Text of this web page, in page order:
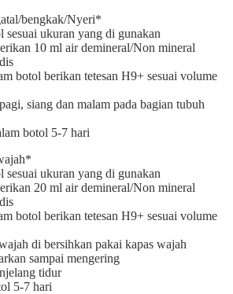
bengkak/Nyeri*
sesuai ukuran yang di gunakan
10 ml air demineral/Non mineral
botol berikan tetesan H9+ sesuai volume
siang dan malam pada bagian tubuh
botol 5-7 hari
sesuai ukuran yang di gunakan
20 ml air demineral/Non mineral
botol berikan tetesan H9+ sesuai volume
di bersihkan pakai kapas wajah
sampai mengering
tidur
5-7 hari